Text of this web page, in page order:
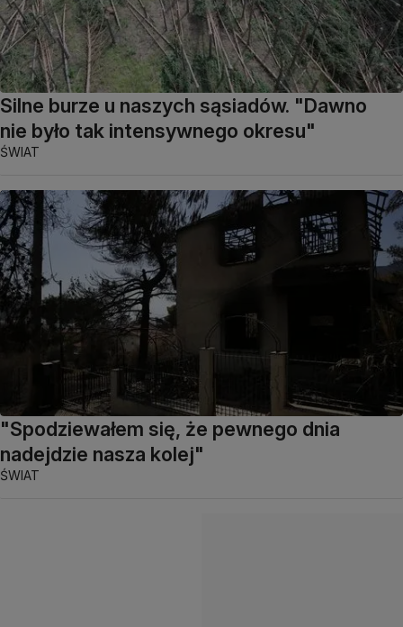
Silne burze u naszych sąsiadów. "Dawno
nie było tak intensywnego okresu"
ŚWIAT
"Spodziewałem się, że pewnego dnia
nadejdzie nasza kolej"
ŚWIAT